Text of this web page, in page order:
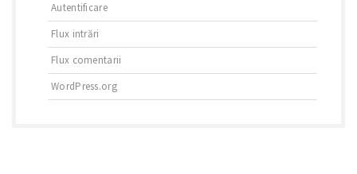
Autentificare
Flux intrări
Flux comentarii
WordPress.org